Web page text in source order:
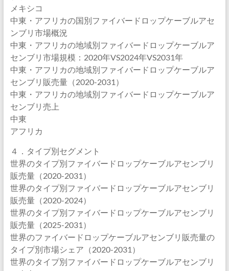
メキシコ
中東・アフリカの国別ファイバードロップケーブルアセ
ンブリ市場概況
中東・アフリカの地域別ファイバードロップケーブルア
センブリ市場規模：2020年VS2024年VS2031年
中東・アフリカの地域別ファイバードロップケーブルア
センブリ販売量（2020-2031）
中東・アフリカの地域別ファイバードロップケーブルア
センブリ売上
中東
アフリカ
４．タイプ別セグメント
世界のタイプ別ファイバードロップケーブルアセンブリ
販売量（2020-2031）
世界のタイプ別ファイバードロップケーブルアセンブリ
販売量（2020-2024）
世界のタイプ別ファイバードロップケーブルアセンブリ
販売量（2025-2031）
世界のファイバードロップケーブルアセンブリ販売量の
タイプ別市場シェア（2020-2031）
世界のタイプ別ファイバードロップケーブルアセンブリ